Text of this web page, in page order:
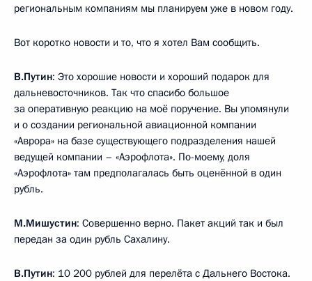
региональным компаниям мы планируем уже в новом году.
Вот коротко новости и то, что я хотел Вам сообщить.
В.Путин: Это хорошие новости и хороший подарок для
дальневосточников. Так что спасибо большое
за оперативную реакцию на моё поручение. Вы упомянули
и о создании региональной авиационной компании
«Аврора» на базе существующего подразделения нашей
ведущей компании – «Аэрофлота». По-моему, доля
«Аэрофлота» там предполагалась быть оценённой в один
рубль.
М.Мишустин: Совершенно верно. Пакет акций так и был
передан за один рубль Сахалину.
В.Путин: 10 200 рублей для перелёта с Дальнего Востока.